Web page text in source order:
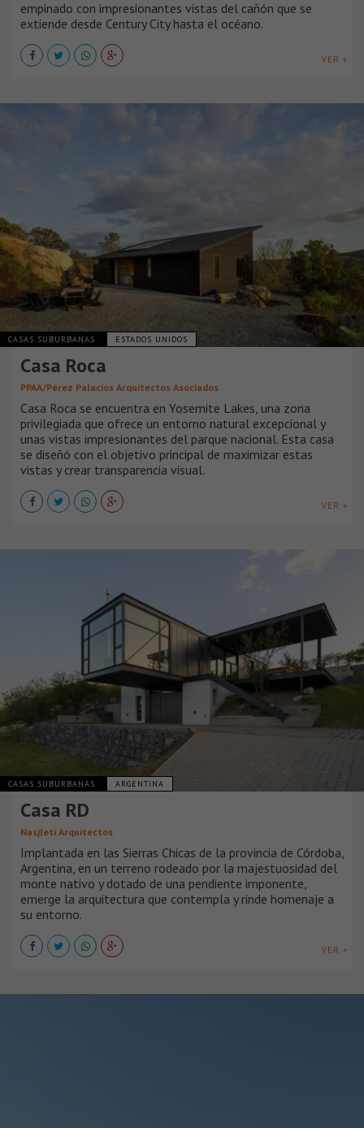
empinado con impresionantes vistas del cañón que se
extiende desde Century City hasta el océano.
VER +
CASAS SUBURBANAS ESTADOS UNIDOS
Casa Roca
PPAA/Pérez Palacios Arquitectos Asociados
Casa Roca se encuentra en Yosemite Lakes, una zona
privilegiada que ofrece un entorno natural excepcional y
unas vistas impresionantes del parque nacional. Esta casa
se diseñó con el objetivo principal de maximizar estas
vistas y crear transparencia visual.
VER +
CASAS SUBURBANAS ARGENTINA
Casa RD
Nasjleti Arquitectos
Implantada en las Sierras Chicas de la provincia de Córdoba,
Argentina, en un terreno rodeado por la majestuosidad del
monte nativo y dotado de una pendiente imponente,
emerge la arquitectura que contempla y rinde homenaje a
su entorno.
VER +